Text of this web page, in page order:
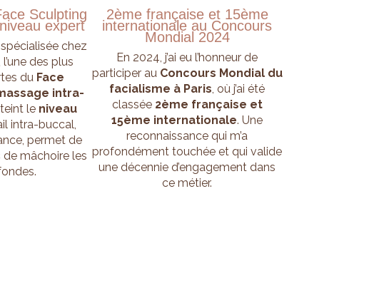
Sculpting
expert
chez
l’une des plus
du Face
intra-
le niveau
intra-buccal,
permet de
de mâchoire les
2ème française et 15ème
internationale au Concours
Mondial 2024
En 2024, j’ai eu l’honneur de
participer au Concours Mondial du
facialisme à Paris, où j’ai été
classée2ème française et
15ème internationale. Une
reconnaissance qui m’a
profondément touchée et qui valide
une décennie d’engagement dans
ce métier.